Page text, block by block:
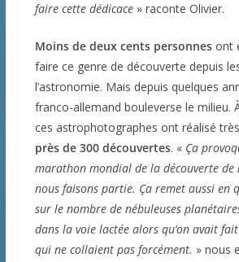
faire cette dédicace» raconte Olivier.
Moins de deux cents personnesont
faire ce genre de découverte depuis
l’astronomie. Mais depuis quelques
franco-allemand bouleverse le milieu.
ces astrophotographes ont réalisé
près de 300 découvertes. « Ça
marathon mondial de la découverte de
nous faisons partie. Ça remet aussi en
sur le nombre de nébuleuses
dans la voie lactée alors qu’on avait
qui ne collaient pas forcément. » nous